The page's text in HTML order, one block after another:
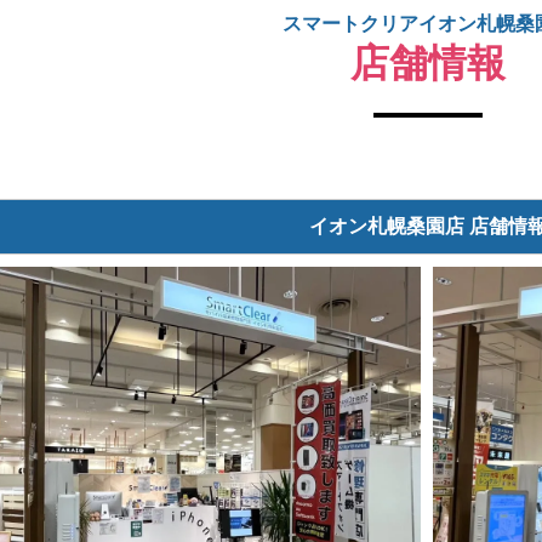
スマートクリアイオン札幌桑
店舗情報
イオン札幌桑園店 店舗情